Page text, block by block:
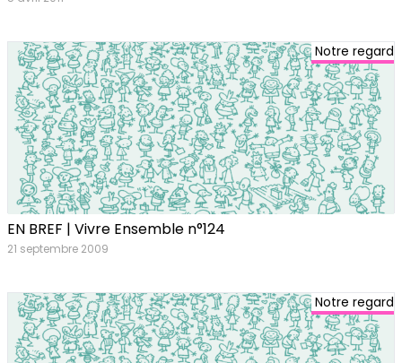
Notre regard
EN BREF | Vivre Ensemble n°124
21 septembre 2009
Notre regard